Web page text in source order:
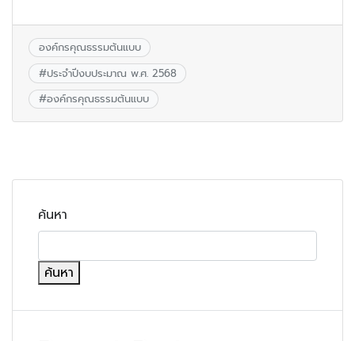
องค์กรคุณธรรมต้นแบบ
#ประจำปีงบประมาณ พ.ศ. 2568
#องค์กรคุณธรรมต้นแบบ
ค้นหา
ค้นหา